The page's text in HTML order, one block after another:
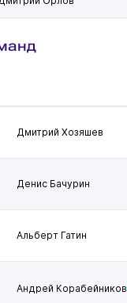
Дмитрий Хозяшев
Денис Бачурин
Альберт Гатин
Андрей Корабейников